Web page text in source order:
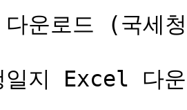
운로드 (국세
지 Excel 다운